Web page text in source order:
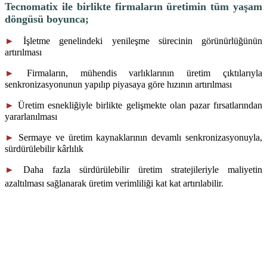
Tecnomatix ile birlikte firmaların üretimin tüm yaşam
döngüsü boyunca;
►İşletme genelindeki yenileşme sürecinin görünürlüğünün
artırılması
► Firmaların, mühendis varlıklarının üretim çıktılarıyla
senkronizasyonunun yapılıp piyasaya göre hızının artırılması
►Üretim esnekliğiyle birlikte gelişmekte olan pazar fırsatlarından
yararlanılması
► Sermaye ve üretim kaynaklarının devamlı senkronizasyonuyla,
sürdürülebilir kârlılık
► Daha fazla sürdürülebilir üretim stratejileriyle maliyetin
azaltılması sağlanarak üretim verimliliği kat kat artırılabilir.